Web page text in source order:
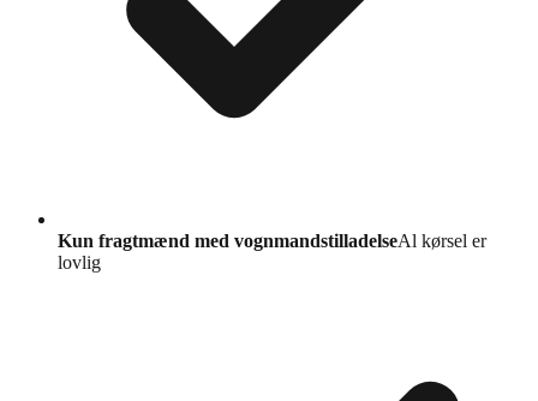
Kun fragtmænd med vognmandstilladelseAl kørsel er
lovlig